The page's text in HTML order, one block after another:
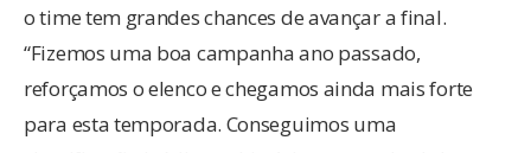
o time tem grandes chances de avançar a final.
“Fizemos uma boa campanha ano passado,
reforçamos o elenco e chegamos ainda mais forte
para esta temporada. Conseguimos uma